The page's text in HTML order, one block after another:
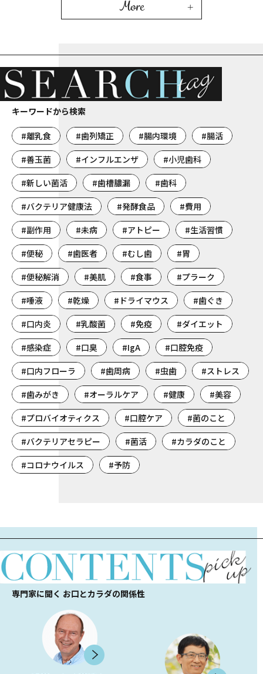
More
キーワードから検索
#離乳食 #歯列矯正 #腸内環境
#腸活
#善玉菌
#インフルエンザ
#小児歯科
#新しい菌活
#歯槽膿漏
#歯科
#バクテリア健康法
#発酵食品
#費用
#副作用
#未病 #アトピー
#生活習慣
#便秘
#歯医者 #むし歯
#胃
#便秘解消
#美肌 #食事
#プラーク
#唾液
#乾燥 #ドライマウス
#歯ぐき
#口内炎
#乳酸菌 #免疫
#ダイエット
#感染症
#口臭 #IgA
#口腔免疫
#口内フローラ
#歯周病 #虫歯
#ストレス
#歯みがき
#オーラルケア #健康
#美容
#プロバイオティクス
#口腔ケア
#菌のこと
#バクテリアセラピー
#菌活
#カラダのこと
#コロナウイルス
#予防
専門家に聞く お口とカラダの関係性